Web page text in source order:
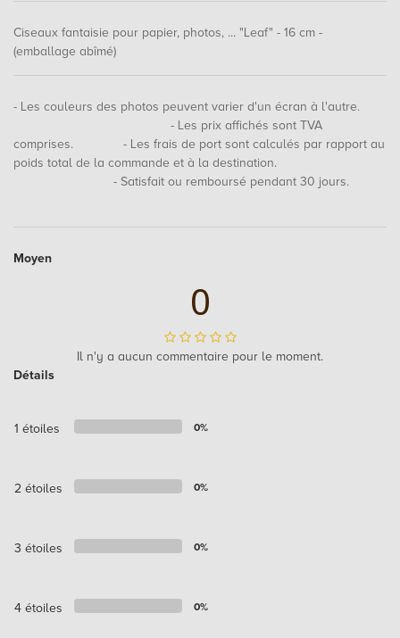
Ciseaux fantaisie pour papier, photos, ... "Leaf" - 16 cm -
(emballage abîmé)
- Les couleurs des photos peuvent varier d'un écran à l'autre.
- Les prix affichés sont TVA
comprises. - Les frais de port sont calculés par rapport au
poids total de la commande et à la destination.
- Satisfait ou remboursé pendant 30 jours.
Moyen
0
Il n'y a aucun commentaire pour le moment.
Détails
1 étoiles 0%
2 étoiles 0%
3 étoiles 0%
4 étoiles 0%